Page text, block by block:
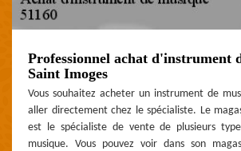
Professionnel achat d'instrument
Saint Imoges
Vous souhaitez acheter un instrument de
aller directement chez le spécialiste. Le
est le spécialiste de vente de plusieurs
musique. Vous pouvez voir dans son